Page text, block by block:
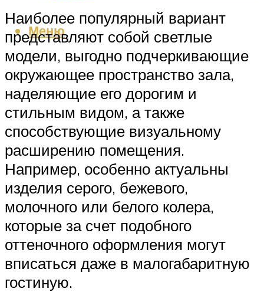
Меню
Наиболее популярный вариант
представляют собой светлые
модели, выгодно подчеркивающие
окружающее пространство зала,
наделяющие его дорогим и
стильным видом, а также
способствующие визуальному
расширению помещения.
Например, особенно актуальны
изделия серого, бежевого,
молочного или белого колера,
которые за счет подобного
оттеночного оформления могут
вписаться даже в малогабаритную
гостиную.